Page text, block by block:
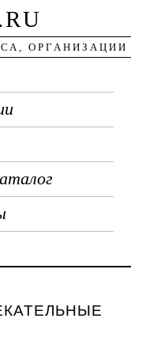
ОРГАНИЗАЦИИ